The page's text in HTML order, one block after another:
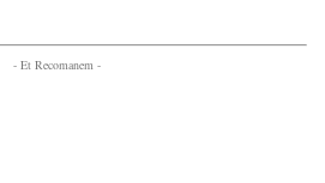
- Et Recomanem -